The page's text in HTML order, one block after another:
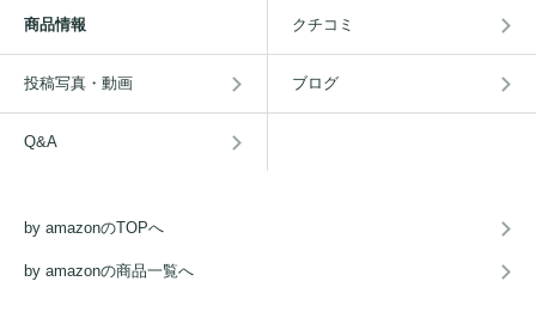
商品情報 クチコミ
投稿写真・動画 ブログ
Q&A
by amazonのTOPへ
by amazonの商品一覧へ